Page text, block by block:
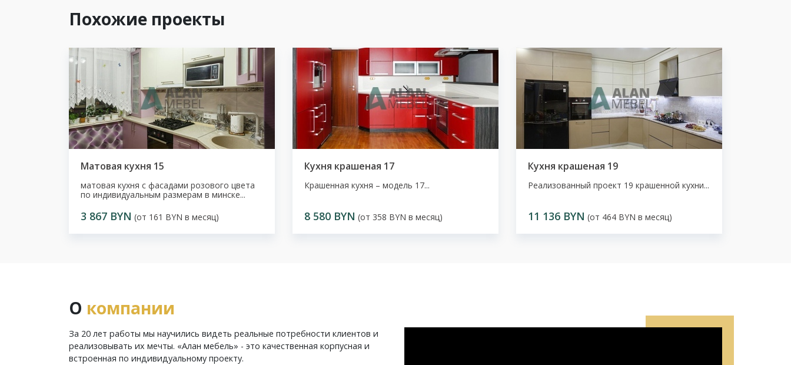
Похожие проекты
Матовая кухня 15
матовая кухня с фасадами розового цвета
по индивидуальным размерам в минске...
3 867 BYN (от 161 BYN в месяц)
Кухня крашеная 17
Крашенная кухня – модель 17...
8 580 BYN (от 358 BYN в месяц)
Кухня крашеная 19
Реализованный проект 19 крашенной кухни...
11 136 BYN (от 464 BYN в месяц)
О компании
За 20 лет работы мы научились видеть реальные потребности клиентов и
реализовывать их мечты. «Алан мебель» - это качественная корпусная и
встроенная по индивидуальному проекту.